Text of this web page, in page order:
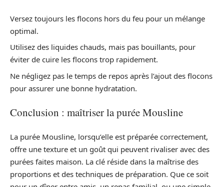
Versez toujours les flocons hors du feu pour un mélange
optimal.
Utilisez des liquides chauds, mais pas bouillants, pour
éviter de cuire les flocons trop rapidement.
Ne négligez pas le temps de repos après l’ajout des flocons
pour assurer une bonne hydratation.
Conclusion : maîtriser la purée Mousline
La purée Mousline, lorsqu’elle est préparée correctement,
offre une texture et un goût qui peuvent rivaliser avec des
purées faites maison. La clé réside dans la maîtrise des
proportions et des techniques de préparation. Que ce soit